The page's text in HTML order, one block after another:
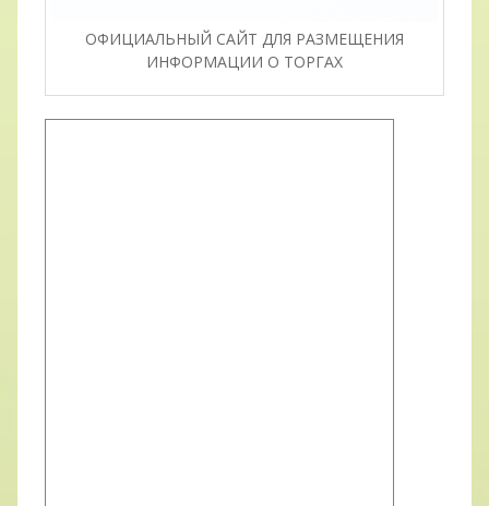
ОФИЦИАЛЬНЫЙ САЙТ ДЛЯ РАЗМЕЩЕНИЯ
ИНФОРМАЦИИ О ТОРГАХ